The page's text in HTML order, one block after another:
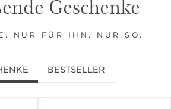
Geschenke
NUR FÜR IHN. NUR SO.
BESTSELLER